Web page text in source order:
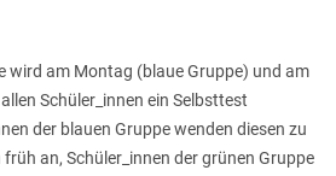
wird am Montag (blaue Gruppe) und am
Schüler_innen ein Selbsttest
der blauen Gruppe wenden diesen zu
an, Schüler_innen der grünen Gruppe